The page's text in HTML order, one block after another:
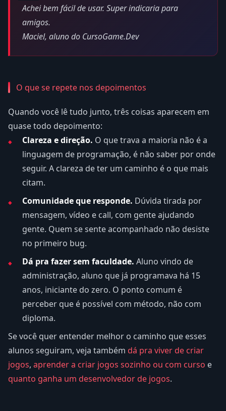
Achei bem fácil de usar. Super indicaria para
amigos.
Maciel, aluno do CursoGame.Dev
O que se repete nos depoimentos
Quando você lê tudo junto, três coisas aparecem em
quase todo depoimento:
Clareza e direção. O que trava a maioria não é a
linguagem de programação, é não saber por onde
seguir. A clareza de ter um caminho é o que mais
citam.
Comunidade que responde. Dúvida tirada por
mensagem, vídeo e call, com gente ajudando
gente. Quem se sente acompanhado não desiste
no primeiro bug.
Dá pra fazer sem faculdade. Aluno vindo de
administração, aluno que já programava há 15
anos, iniciante do zero. O ponto comum é
perceber que é possível com método, não com
diploma.
Se você quer entender melhor o caminho que esses
alunos seguiram, veja também dá pra viver de criar
jogos, aprender a criar jogos sozinho ou com curso e
quanto ganha um desenvolvedor de jogos.